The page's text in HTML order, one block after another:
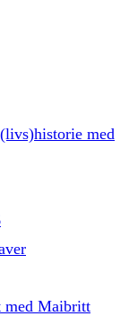
med
med Maibritt